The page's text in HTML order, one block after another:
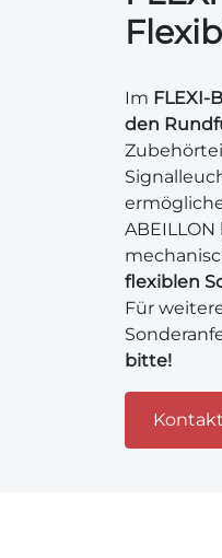
Im FLEXI-
den
flexiblen
Für
bitte!